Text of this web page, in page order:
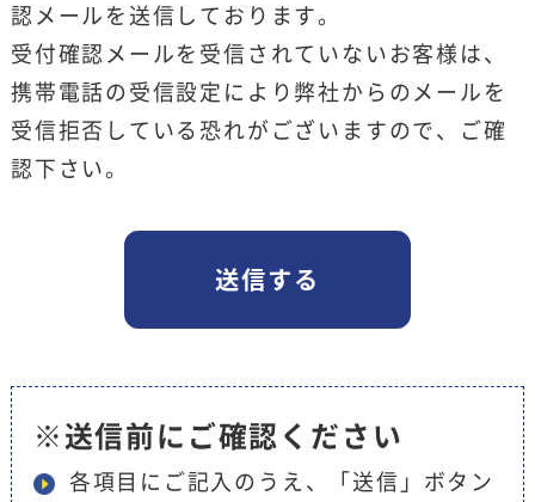
認メールを送信しております。
受付確認メールを受信されていないお客様は、
携帯電話の受信設定により弊社からのメールを
受信拒否している恐れがございますので、ご確
認下さい。
※送信前にご確認ください
各項目にご記入のうえ、「送信」ボタン